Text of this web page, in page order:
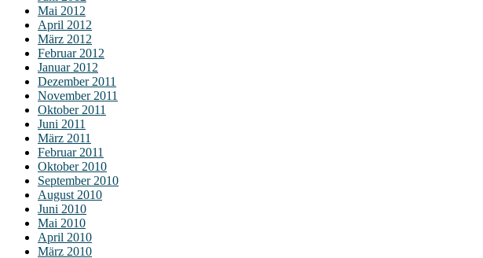
Mai 2012
April 2012
März 2012
Februar 2012
Januar 2012
Dezember 2011
November 2011
Oktober 2011
Juni 2011
März 2011
Februar 2011
Oktober 2010
September 2010
August 2010
Juni 2010
Mai 2010
April 2010
März 2010